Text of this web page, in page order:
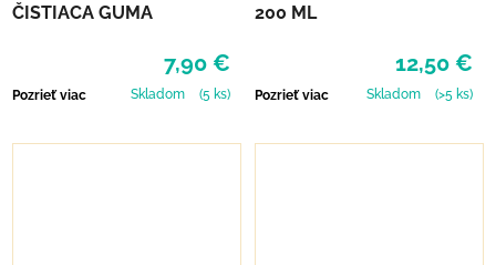
ČISTIACA GUMA
7,90 €
Pozrieť viac Skladom (5 ks)
200 ML
12,50 €
Pozrieť viac Skladom (>5 ks)